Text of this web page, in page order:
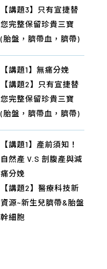
【講題3】只有宣捷替
您完整保留珍貴三寶
(胎盤，臍帶血，臍帶)
【講題1】無痛分娩
【講題2】只有宣捷替
您完整保留珍貴三寶
(胎盤，臍帶血，臍帶)
【講題1】產前須知！
自然產 V.S 剖腹產與減
痛分娩
【講題2】醫療科技新
資源~新生兒臍帶&胎盤
幹細胞